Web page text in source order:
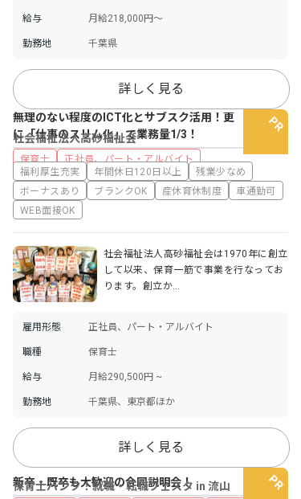
給与 月給218,000円～
勤務地 千葉県
詳しく見る
社会福祉法人高砂福祉会
保育士 正社員、パート・アルバイト
無理のない程度のICT化とサブスク活用！更
に「仕事のスリム化」で業務量1/3！
福利厚生充実 年間休日120日以上
残業少なめ
ボーナスあり
ブランクOK 産休育休制度
車通勤可
WEB面接OK
社会福祉法人高砂福祉会は1970年に創立
して以来、保育一筋で事業を行なってお
ります。創立か…
雇用形態 正社員、パート・アルバイト
職種 保育士
給与 月給290,500円 ~
勤務地 千葉県、東京都ほか
詳しく見る
保育士バンク！就職・転職フェスタ in 流山
新卒・既卒も大歓迎の合同説明会！